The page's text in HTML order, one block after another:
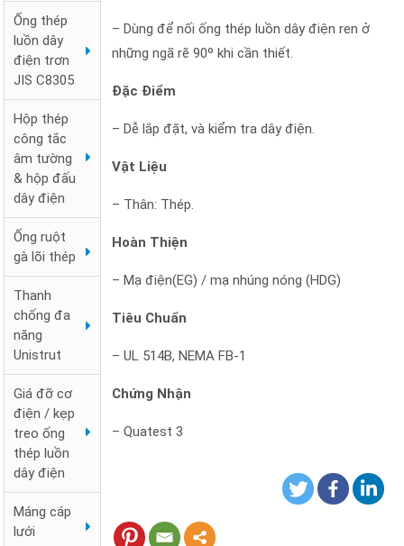
– Dùng để nối ống thép luồn dây điện ren ở
những ngã rẽ 90º khi cần thiết.
Đặc Điểm
– Dễ lắp đặt, và kiểm tra dây điện.
Vật Liệu
– Thân: Thép.
Hoàn Thiện
– Mạ điện(EG) / mạ nhúng nóng (HDG)
Tiêu Chuẩn
– UL 514B, NEMA FB-1
Chứng Nhận
– Quatest 3
Ống thép
luồn dây
điện trơn
JIS C8305
Hộp thép
công tắc
âm tường
& hộp đấu
dây điện
Ống ruột
gà lõi thép
Thanh
chống đa
năng
Unistrut
Giá đỡ cơ
điện / kẹp
treo ống
thép luồn
dây điện
Máng cáp
lưới